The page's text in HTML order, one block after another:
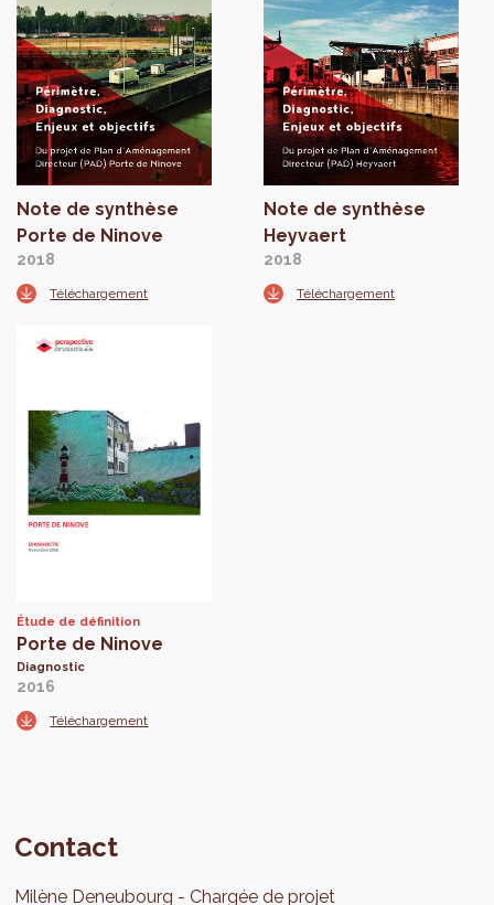
Note de synthèse
Porte de Ninove
2018
Téléchargement
Note de synthèse
Heyvaert
2018
Téléchargement
Étude de définition
Porte de Ninove
Diagnostic
2016
Téléchargement
Contact
Milène Deneubourg Chargée de projet